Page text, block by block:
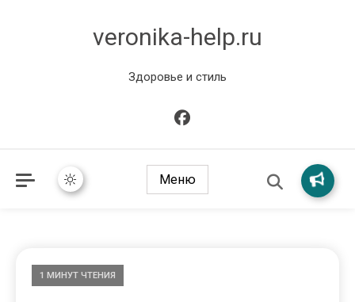
veronika-help.ru
Здоровье и стиль
Меню
1 МИНУТ ЧТЕНИЯ